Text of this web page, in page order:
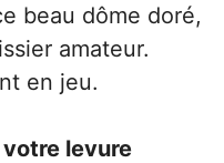
beau dôme doré,
amateur.
en jeu.
levure